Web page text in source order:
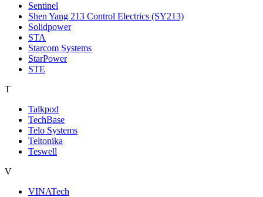
Sentinel
Shen Yang 213 Control Electrics (SY213)
Solidpower
STA
Starcom Systems
StarPower
STE
T
Talkpod
TechBase
Telo Systems
Teltonika
Teswell
V
VINATech